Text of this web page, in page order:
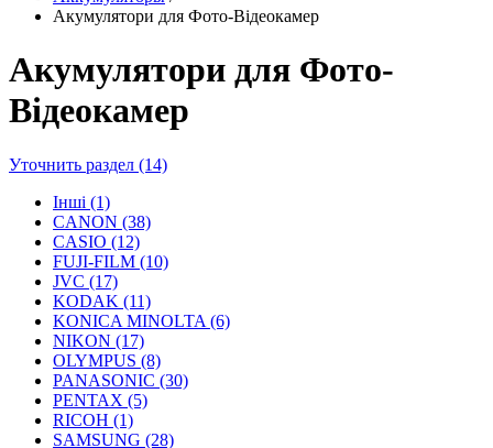
Акумулятори для Фото-Відеокамер
Акумулятори для Фото-
Відеокамер
Уточнить раздел (14)
Інші (1)
CANON (38)
CASIO (12)
FUJI-FILM (10)
JVC (17)
KODAK (11)
KONICA MINOLTA (6)
NIKON (17)
OLYMPUS (8)
PANASONIC (30)
PENTAX (5)
RICOH (1)
SAMSUNG (28)